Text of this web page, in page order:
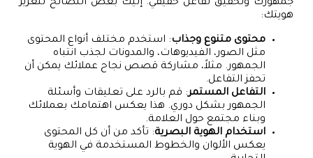
جمهورك وتحقيق تفاعل حقيقي. إليك بعض النصائح لتعزيز
هويتك:
محتوى متنوع وجذاب: استخدم مختلف أنواع المحتوى
مثل الصور، الفيديوهات، والمدونات لجذب انتباه
الجمهور. مثلاً، مشاركة قصص نجاح عملائك يمكن أن
تحفز التفاعل.
التفاعل المستمر: قم بالرد على تعليقات وأسئلة
الجمهور بشكل دوري. هذا يعكس اهتمامك بعملائك
وبناء مجتمع حول العلامة.
استخدام الهوية البصرية: تأكد من أن كل المحتوى
يعكس الألوان والخطوط المستخدمة في الهوية